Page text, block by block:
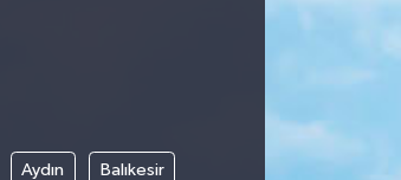
Aydın Balıkesir